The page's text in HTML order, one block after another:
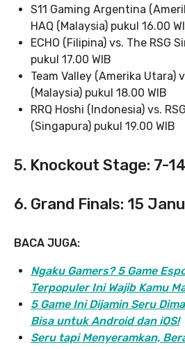
S11 Gaming Argentina
HAQ (Malaysia) pukul 16.00
ECHO (Filipina) vs. The RSG
pukul 17.00 WIB
Team Valley (Amerika Utara)
(Malaysia) pukul 18.00 WIB
RRQ Hoshi (Indonesia) vs.
(Singapura) pukul 19.00 WIB
5. Knockout Stage: 7-
6. Grand Finals: 15
BACA JUGA:
Ngaku Gamers? 5 Game
Terpopuler Ini Wajib Kamu
5 Game Ini Dijamin Seru
Bisa untuk Android dan iOS!
Seru tapi Menyeramkan,